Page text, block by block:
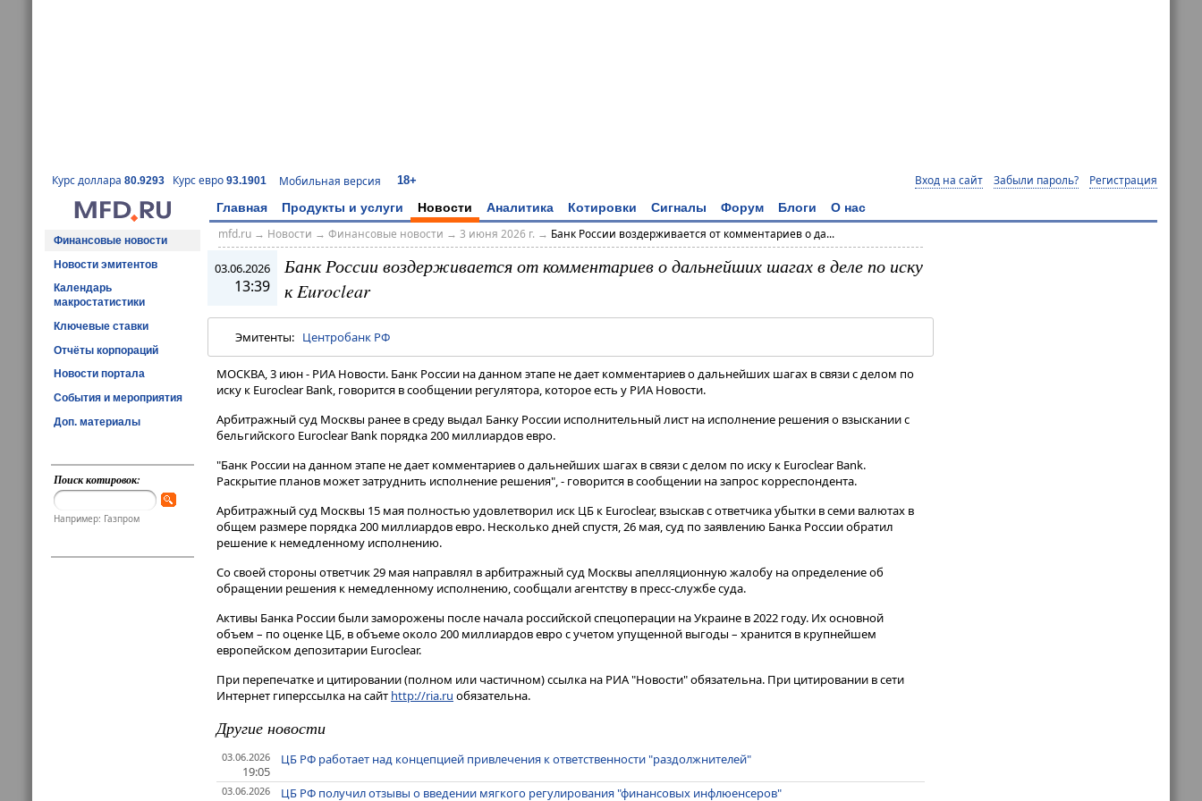
Курс доллара 80.9293 Курс евро 93.1901 Мобильная версия 18+ Вход на сайт Забыли пароль? Регистрация
Главная Продукты и услуги Новости Аналитика Котировки Сигналы Форум Блоги О нас
Финансовые новости
Новости эмитентов
Календарь
макростатистики
Ключевые ставки
Отчёты корпораций
Новости портала
События и мероприятия
Доп. материалы
Поиск котировок:
Например: Газпром
mfd.ru→ Новости → Финансовые новости → 3 июня 2026 г. → Банк России воздерживается от комментариев о да...
03.06.2026
13:39
Банк России воздерживается от комментариев о дальнейших шагах в деле по иску
к Euroclear
Эмитенты: Центробанк РФ
МОСКВА, 3 июн - РИА Новости. Банк России на данном этапе не дает комментариев о дальнейших шагах в связи с делом по
иску к Euroclear Bank, говорится в сообщении регулятора, которое есть у РИА Новости.
Арбитражный суд Москвы ранее в среду выдал Банку России исполнительный лист на исполнение решения о взыскании с
бельгийского Euroclear Bank порядка 200 миллиардов евро​​​.
"Банк России на данном этапе не дает комментариев о дальнейших шагах в связи с делом по иску к Euroclear Bank.
Раскрытие планов может затруднить исполнение решения", - говорится в сообщении на запрос корреспондента.
Арбитражный суд Москвы 15 мая полностью удовлетворил иск ЦБ к Euroclear, взыскав с ответчика убытки в семи валютах в
общем размере порядка 200 миллиардов евро. Несколько дней спустя, 26 мая, суд по заявлению Банка России обратил
решение к немедленному исполнению.
Со своей стороны ответчик 29 мая направлял в арбитражный суд Москвы апелляционную жалобу на определение об
обращении решения к немедленному исполнению, сообщали агентству в пресс-службе суда.
Активы Банка России были заморожены после начала российской спецоперации на Украине в 2022 году. Их основной
объем – по оценке ЦБ, в объеме около 200 миллиардов евро с учетом упущенной выгоды – хранится в крупнейшем
европейском депозитарии Euroclear.
При перепечатке и цитировании (полном или частичном) ссылка на РИА "Новости" обязательна. При цитировании в сети
Интернет гиперссылка на сайт http://ria.ru обязательна.
Другие новости
03.06.2026
19:05
ЦБ РФ работает над концепцией привлечения к ответственности "раздолжнителей"
03.06.2026 ЦБ РФ получил отзывы о введении мягкого регулирования "финансовых инфлюенсеров"